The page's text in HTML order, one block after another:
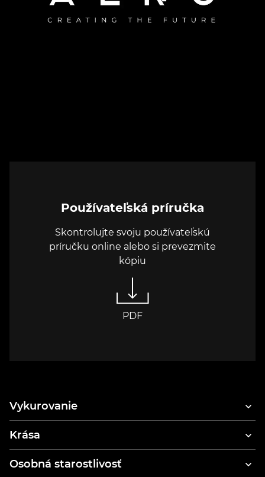
Používateľská príručka
Skontrolujte svoju používateľskú
príručku online alebo si prevezmite
kópiu
PDF
Vykurovanie
Krása
Osobná starostlivosť